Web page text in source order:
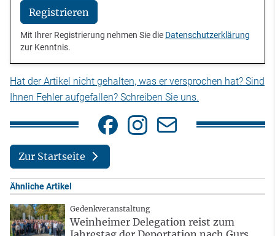
Registrieren
Mit Ihrer Registrierung nehmen Sie die Datenschutzerklärung
zur Kenntnis.
Hat der Artikel nicht gehalten, was er versprochen hat? Sind
Ihnen Fehler aufgefallen? Schreiben Sie uns.
Zur Startseite
Ähnliche Artikel
Gedenkveranstaltung
Weinheimer Delegation reist zum